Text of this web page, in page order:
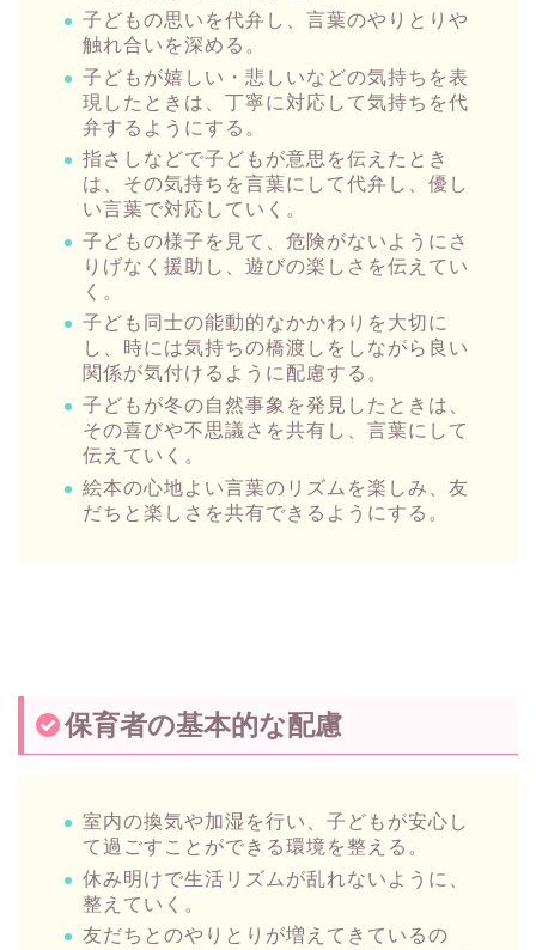
子どもの思いを代弁し、言葉のやりとりや
触れ合いを深める。
子どもが嬉しい・悲しいなどの気持ちを表
現したときは、丁寧に対応して気持ちを代
弁するようにする。
指さしなどで子どもが意思を伝えたとき
は、その気持ちを言葉にして代弁し、優し
い言葉で対応していく。
子どもの様子を見て、危険がないようにさ
りげなく援助し、遊びの楽しさを伝えてい
く。
子ども同士の能動的なかかわりを大切に
し、時には気持ちの橋渡しをしながら良い
関係が気付けるように配慮する。
子どもが冬の自然事象を発見したときは、
その喜びや不思議さを共有し、言葉にして
伝えていく。
絵本の心地よい言葉のリズムを楽しみ、友
だちと楽しさを共有できるようにする。
保育者の基本的な配慮
室内の換気や加湿を行い、子どもが安心し
て過ごすことができる環境を整える。
休み明けで生活リズムが乱れないように、
整えていく。
友だちとのやりとりが増えてきているの